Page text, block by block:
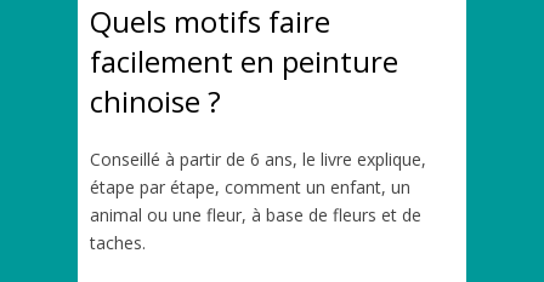
Quels motifs faire
facilement en peinture
chinoise ?
Conseillé à partir de 6 ans, le livre explique,
étape par étape, comment un enfant, un
animal ou une fleur, à base de fleurs et de
taches.